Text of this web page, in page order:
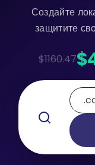
Создайте
защитите
$1160.47